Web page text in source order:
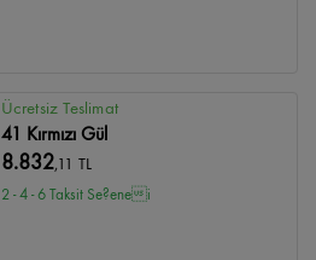
Ücretsiz Teslimat
41 Kırmızı Gül
8.832,11 TL
2 - 4 - 6 Taksit Se?enei